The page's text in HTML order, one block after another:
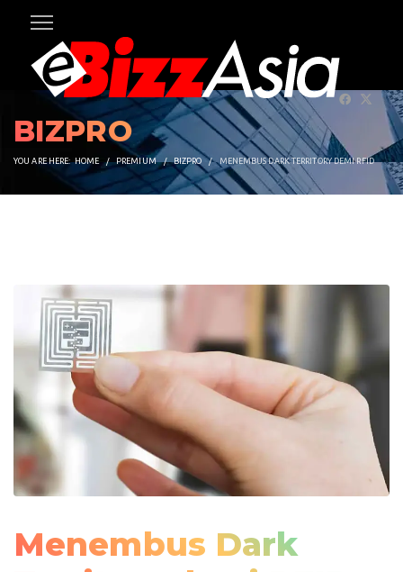
BIZPRO
YOU ARE HERE:HOME PREMIUM BIZPRO MENEMBUS DARK TERRITORY DEMI RFID
Menembus Dark